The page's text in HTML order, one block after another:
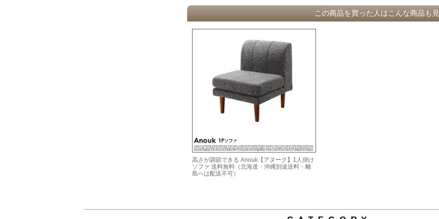
この商品を買った人はこんな商品も
高さが調節できる Anouk【アヌーク】1人掛け
ソファ 送料無料（北海道・沖縄別途送料・離
島へは配送不可）